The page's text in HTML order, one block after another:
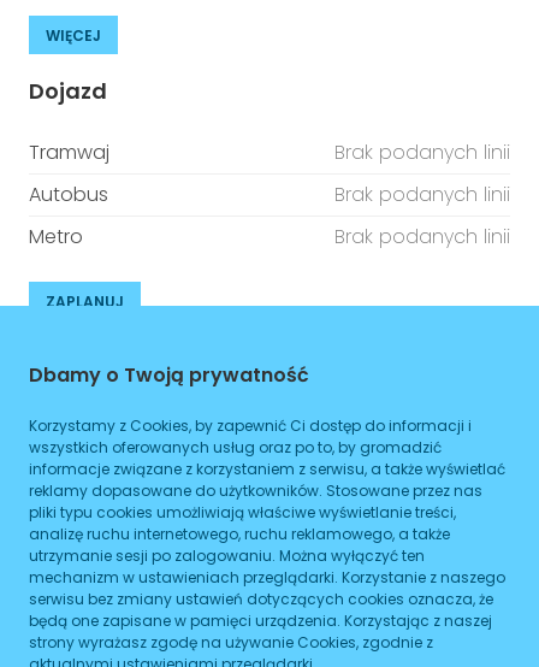
WIĘCEJ
Dojazd
Tramwaj
Brak podanych linii
Autobus
Brak podanych linii
Metro
Brak podanych linii
ZAPLANUJ
Poniedziałek 08:00 -16:00
Wtorek
08:00-16:00
Środa
08:00-16:00
Czwartek
08:00
Piątek
08:00 - 16:00
Sobota
08:00
Dbamy o Twoją prywatność
Korzystamy z Cookies, by zapewnić Ci dostęp do informacji i
wszystkich oferowanych usług oraz po to, by gromadzić
informacje związane z korzystaniem z serwisu, a także wyświetlać
reklamy dopasowane do użytkowników. Stosowane przez nas
pliki typu cookies umożliwiają właściwe wyświetlanie treści,
analizę ruchu internetowego, ruchu reklamowego, a także
utrzymanie sesji po zalogowaniu. Można wyłączyć ten
mechanizm w ustawieniach przeglądarki. Korzystanie z naszego
serwisu bez zmiany ustawień dotyczących cookies oznacza, że
będą one zapisane w pamięci urządzenia. Korzystając z naszej
strony wyrażasz zgodę na używanie Cookies, zgodnie z